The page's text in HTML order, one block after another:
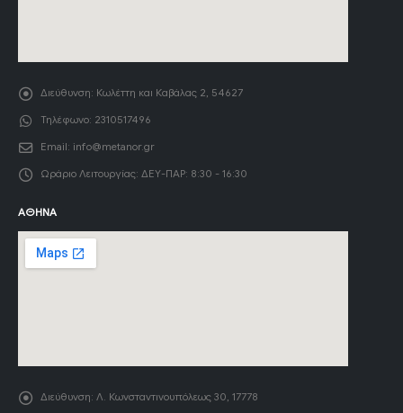
Διεύθυνση: Κωλέττη και Καβάλας 2, 54627
Τηλέφωνο: 2310517496
Email: info@metanor.gr
Ωράριο Λειτουργίας: ΔΕΥ-ΠΑΡ: 8:30 - 16:30
ΑΘΉΝΑ
Διεύθυνση: Λ. Κωνσταντινουπόλεως 30, 17778